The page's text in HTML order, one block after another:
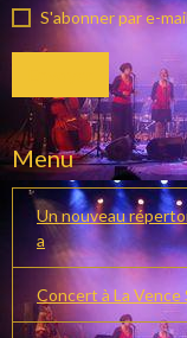
S'abonner par e-
Menu
Un nouveau
a
Concert à La Vence